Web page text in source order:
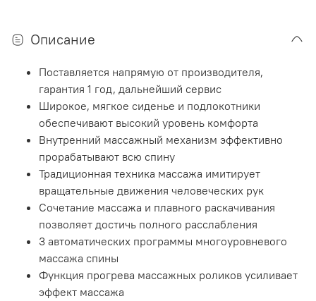
Описание
Поставляется напрямую от производителя,
гарантия 1 год, дальнейший сервис
Широкое, мягкое сиденье и подлокотники
обеспечивают высокий уровень комфорта
Внутренний массажный механизм эффективно
прорабатывают всю спину
Традиционная техника массажа имитирует
вращательные движения человеческих рук
Сочетание массажа и плавного раскачивания
позволяет достичь полного расслабления
3 автоматических программы многоуровневого
массажа спины
Функция прогрева массажных роликов усиливает
эффект массажа